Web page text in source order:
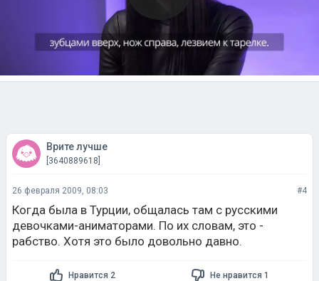
Врите лучше
[3640889618]
26 февраля 2009, 08:03 #4
Когда была в Турции, общалась там с русскими
девочками-аниматорами. По их словам, это -
рабство. Хотя это было довольно давно.
Нравится 2 Не нравится 1